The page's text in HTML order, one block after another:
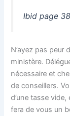
Ibid page
N’ayez pas peur
ministère.
nécessaire et
de conseillers.
d’une tasse
fera de vous un